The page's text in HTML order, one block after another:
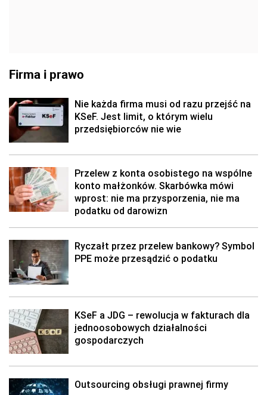
Firma i prawo
Nie każda firma musi od razu przejść na
KSeF. Jest limit, o którym wielu
przedsiębiorców nie wie
Przelew z konta osobistego na wspólne
konto małżonków. Skarbówka mówi
wprost: nie ma przysporzenia, nie ma
podatku od darowizn
Ryczałt przez przelew bankowy? Symbol
PPE może przesądzić o podatku
KSeF a JDG – rewolucja w fakturach dla
jednoosobowych działalności
gospodarczych
Outsourcing obsługi prawnej firmy